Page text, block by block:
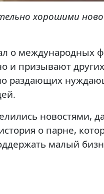
хорошими
о международных
и призывают
раздающих
новостями,
о парне,
малый